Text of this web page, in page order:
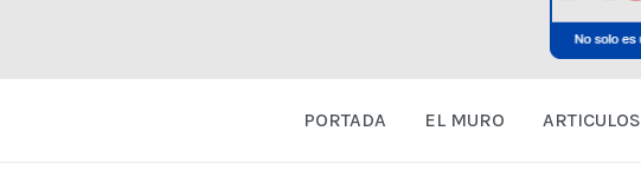
PORTADA EL MURO ARTICULOS